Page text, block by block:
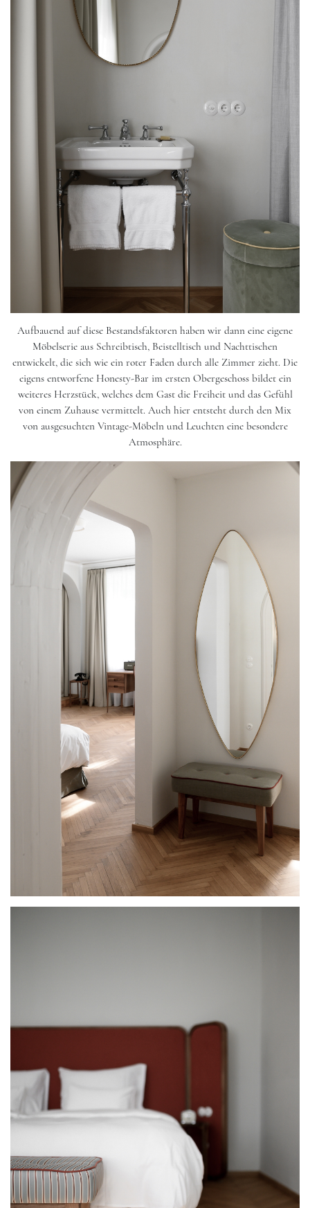
Aufbauend auf diese Bestandsfaktoren haben wir dann eine eigene
Möbelserie aus Schreibtisch, Beistelltisch und Nachttischen
entwickelt, die sich wie ein roter Faden durch alle Zimmer zieht. Die
eigens entworfene Honesty-Bar im ersten Obergeschoss bildet ein
weiteres Herzstück, welches dem Gast die Freiheit und das Gefühl
von einem Zuhause vermittelt. Auch hier entsteht durch den Mix
von ausgesuchten Vintage-Möbeln und Leuchten eine besondere
Atmosphäre.